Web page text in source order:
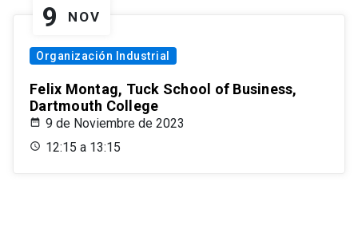
9 NOV
Organización Industrial
Felix Montag, Tuck School of Business,
Dartmouth College
9 de Noviembre de 2023
12:15 a 13:15